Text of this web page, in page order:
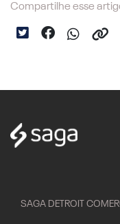
Compartilhe esse
SAGA DETROIT